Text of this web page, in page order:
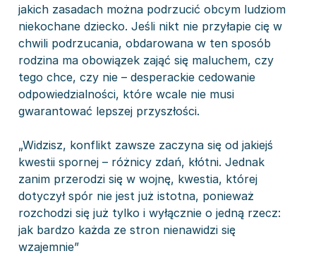
jakich zasadach można podrzucić obcym ludziom
niekochane dziecko. Jeśli nikt nie przyłapie cię w
chwili podrzucania, obdarowana w ten sposób
rodzina ma obowiązek zająć się maluchem, czy
tego chce, czy nie – desperackie cedowanie
odpowiedzialności, które wcale nie musi
gwarantować lepszej przyszłości.
„Widzisz, konflikt zawsze zaczyna się od jakiejś
kwestii spornej – różnicy zdań, kłótni. Jednak
zanim przerodzi się w wojnę, kwestia, której
dotyczył spór nie jest już istotna, ponieważ
rozchodzi się już tylko i wyłącznie o jedną rzecz:
jak bardzo każda ze stron nienawidzi się
wzajemnie”